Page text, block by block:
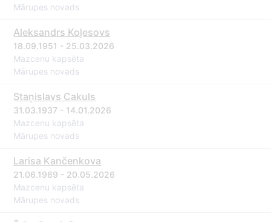
Mārupes novads
Aleksandrs Koļesovs
18.09.1951 - 25.03.2026
Mazcenu kapsēta
Mārupes novads
Staņislavs Cakuls
31.03.1937 - 14.01.2026
Mazcenu kapsēta
Mārupes novads
Larisa Kančenkova
21.06.1969 - 20.05.2026
Mazcenu kapsēta
Mārupes novads